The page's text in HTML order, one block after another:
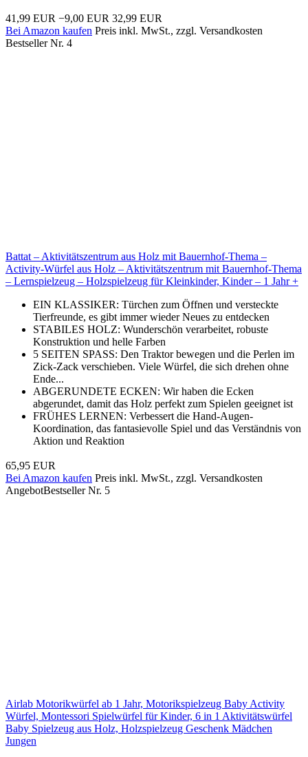
41,99 EUR −9,00 EUR 32,99 EUR
Bei Amazon kaufen Preis inkl. MwSt., zzgl. Versandkosten
Bestseller Nr. 4
Battat – Aktivitätszentrum aus Holz mit Bauernhof-Thema –
Activity-Würfel aus Holz – Aktivitätszentrum mit Bauernhof-Thema
– Lernspielzeug – Holzspielzeug für Kleinkinder, Kinder – 1 Jahr +
EIN KLASSIKER: Türchen zum Öffnen und versteckte
Tierfreunde, es gibt immer wieder Neues zu entdecken
STABILES HOLZ: Wunderschön verarbeitet, robuste
Konstruktion und helle Farben
5 SEITEN SPASS: Den Traktor bewegen und die Perlen im
Zick-Zack verschieben. Viele Würfel, die sich drehen ohne
Ende...
ABGERUNDETE ECKEN: Wir haben die Ecken
abgerundet, damit das Holz perfekt zum Spielen geeignet ist
FRÜHES LERNEN: Verbessert die Hand-Augen-
Koordination, das fantasievolle Spiel und das Verständnis von
Aktion und Reaktion
65,95 EUR
Bei Amazon kaufen Preis inkl. MwSt., zzgl. Versandkosten
AngebotBestseller Nr. 5
Airlab Motorikwürfel ab 1 Jahr, Motorikspielzeug Baby Activity
Würfel, Montessori Spielwürfel für Kinder, 6 in 1 Aktivitätswürfel
Baby Spielzeug aus Holz, Holzspielzeug Geschenk Mädchen
Jungen